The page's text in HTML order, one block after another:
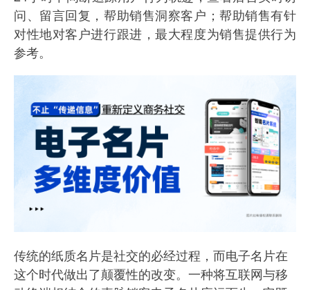
问、留言回复，帮助销售洞察客户；帮助销售有针
对性地对客户进行跟进，最大程度为销售提供行为
参考。
传统的纸质名片是社交的必经过程，而电子名片在
这个时代做出了颠覆性的改变。一种将互联网与移